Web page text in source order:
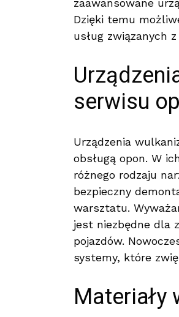
zaawansowane
Dzięki temu
usług związanych
serwisu
Urządzenia
obsługą opon. W
różnego rodzaju
bezpieczny
warsztatu.
jest niezbędne dla
pojazdów.
systemy, które
Materiały